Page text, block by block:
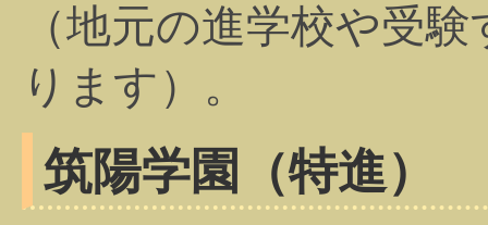
（地元の進学校や受
ります）。
筑陽学園（特進）